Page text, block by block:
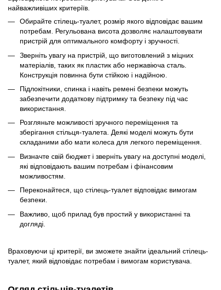
найважливіших критеріїв.
Обирайте стілець-туалет, розмір якого відповідає вашим
потребам. Регульована висота дозволяє налаштовувати
пристрій для оптимального комфорту і зручності.
Зверніть увагу на пристрій, що виготовлений з міцних
матеріалів, таких як пластик або нержавіюча сталь.
Конструкція повинна бути стійкою і надійною.
Підлокітники, спинка і навіть ремені безпеки можуть
забезпечити додаткову підтримку та безпеку під час
використання.
Розгляньте можливості зручного переміщення та
зберігання стільця-туалета. Деякі моделі можуть бути
складаними або мати колеса для легкого переміщення.
Визначте свій бюджет і зверніть увагу на доступні моделі,
які відповідають вашим потребам і фінансовим
можливостям.
Переконайтеся, що стілець-туалет відповідає вимогам
безпеки.
Важливо, щоб прилад був простий у використанні та
догляді.
Враховуючи ці критерії, ви зможете знайти ідеальний стілець-
туалет, який відповідає потребам і вимогам користувача.